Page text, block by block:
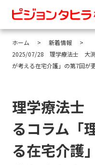
ホーム
新着情報
2025/07/28 理学療法士 大渕
が考える在宅介護」の第7回が
理学療法士
るコラム「
る在宅介護